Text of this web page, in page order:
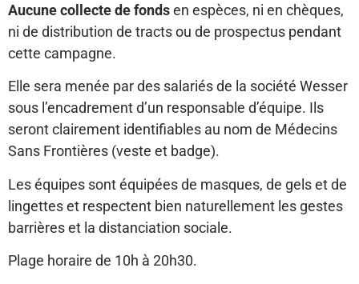
Aucune collecte de fondsen espèces, ni en chèques,
ni de distribution de tracts ou de prospectus pendant
cette campagne.
Elle sera menée par des salariés de la société Wesser
sous l’encadrement d’un responsable d’équipe. Ils
seront clairement identifiables au nom de Médecins
Sans Frontières (veste et badge).
Les équipes sont équipées de masques, de gels et de
lingettes et respectent bien naturellement les gestes
barrières et la distanciation sociale.
Plage horaire de 10h à 20h30.